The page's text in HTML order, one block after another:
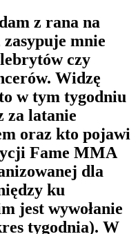
z rana na
zasypuje mnie
czy
Widzę
w tym tygodniu
za latanie
oraz kto pojawi
Fame MMA
dla
ku
jest wywołanie
tygodnia). W